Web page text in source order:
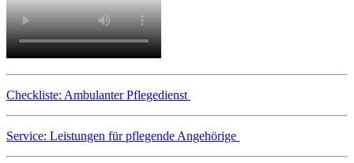
Checkliste: Ambulanter Pflegedienst
Service: Leistungen für pflegende Angehörige